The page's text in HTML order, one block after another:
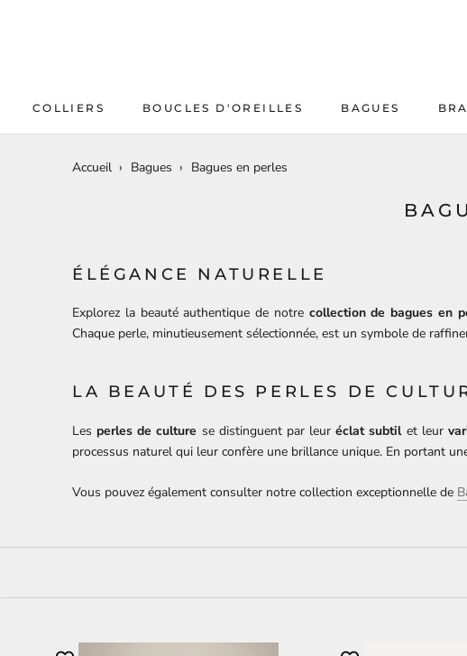
COLLIERS BOUCLES D'OREILLES BAGUES
Accueil › Bagues › Bagues en perles
ÉLÉGANCE NATURELLE
Explorez la beauté authentique de notre collection de bagues en
Chaque perle, minutieusement sélectionnée, est un symbole de
LA BEAUTÉ DES PERLES DE
Les perles de culture se distinguent par leuréclat subtilet leur
processus naturel qui leur confère une brillance unique. En portant
Vous pouvez également consulter notre collection exceptionnelle de